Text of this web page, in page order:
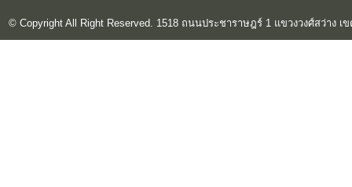
© Copyright All Right Reserved. 1518 ถนนประชาราษฎร์ 1 แขวงวงศ์สว่าง